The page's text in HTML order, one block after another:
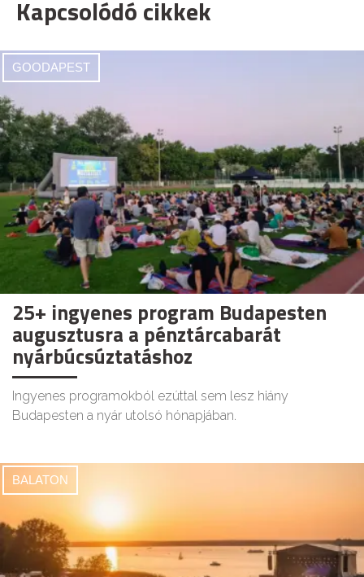
Kapcsolódó cikkek
GOODAPEST
25+ ingyenes program Budapesten
augusztusra a pénztárcabarát
nyárbúcsúztatáshoz
Ingyenes programokból ezúttal sem lesz hiány
Budapesten a nyár utolsó hónapjában.
BALATON